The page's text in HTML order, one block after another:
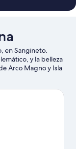
en Sangineto.
y la belleza
Arco Magno y Isla
una gran
de montaña y